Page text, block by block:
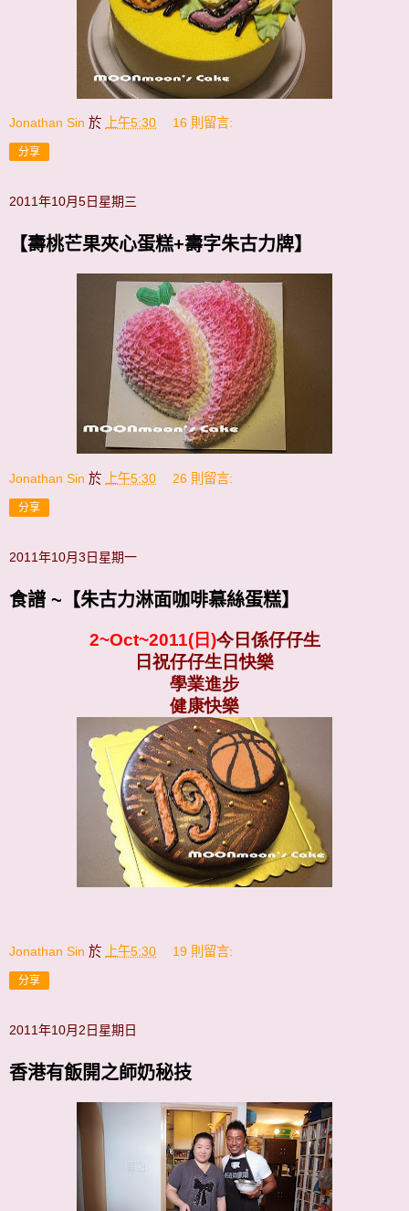
Jonathan Sin 於 上午5:30 16 則留言:
分享
2011年10月5日星期三
【壽桃芒果夾心蛋糕+壽字朱古力牌】
Jonathan Sin 於 上午5:30 26 則留言:
分享
2011年10月3日星期一
食譜 ~【朱古力淋面咖啡慕絲蛋糕】
2~Oct~2011(日)今日係仔仔生
日祝仔仔生日快樂
學業進步
健康快樂
Jonathan Sin 於 上午5:30 19 則留言:
分享
2011年10月2日星期日
香港有飯開之師奶秘技